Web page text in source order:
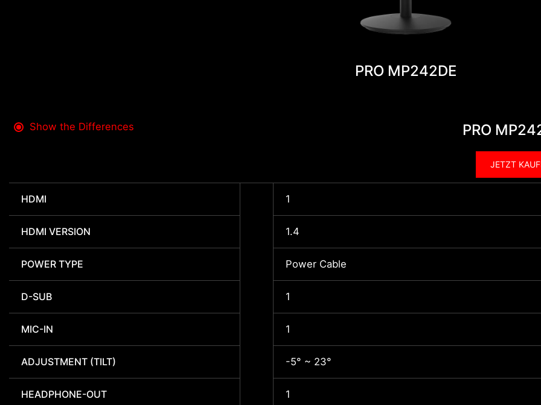
PRO MP242DE
Show the Differences PRO
JETZT
HDMI 1
HDMI VERSION 1.4
POWER TYPE Power Cable
D-SUB 1
MIC-IN 1
ADJUSTMENT (TILT) -5° ~ 23°
HEADPHONE-OUT 1